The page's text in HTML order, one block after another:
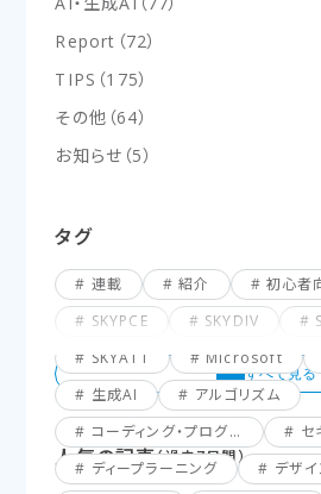
Report （72）
TIPS （175）
その他 （64）
お知らせ （5）
タグ
連載 紹介 初心者
SKYPCE
SKYDIV
SKYATT
Microsoft
生成AI
アルゴリズム
コーディング・プログラミング
セ
ディープラーニング
デザイ
人気の記事（過去7日間）